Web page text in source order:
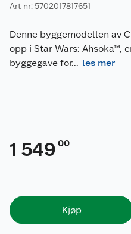
Art nr: 5702017817651
Denne byggemodellen av
opp i Star Wars: Ahsoka™,
byggegave for... les mer
1 549 00
Kjøp